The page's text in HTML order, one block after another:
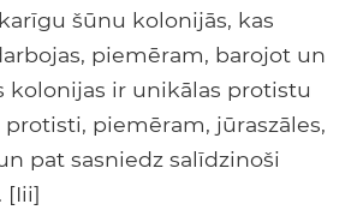
šūnu kolonijās, kas
piemēram, barojot un
kolonijas ir unikālas protistu
piemēram, jūraszāles,
pat sasniedz salīdzinoši
[Iii]